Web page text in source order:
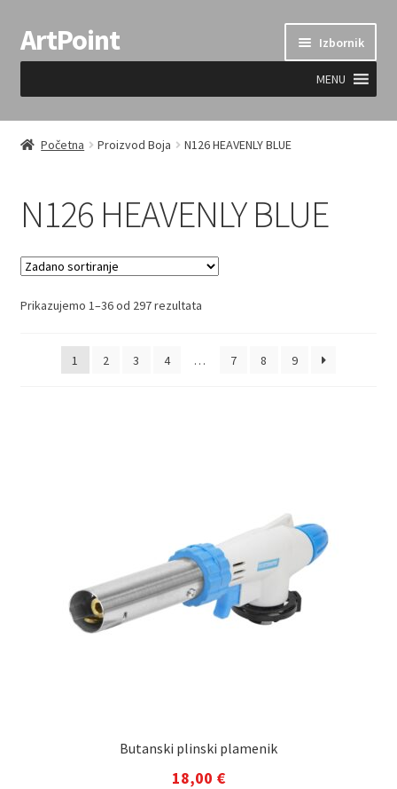
Preskoči
na
Skoči
do
ArtPoint Izbornik
MENU
Uvjeti prodaje
Početna Proizvod Boja N126 HEAVENLY BLUE
N126 HEAVENLY BLUE
Prikazujemo 1–36 od 297 rezultata
1 2 3 4 … 7 8 9
Butanski plinski plamenik
18,00 €